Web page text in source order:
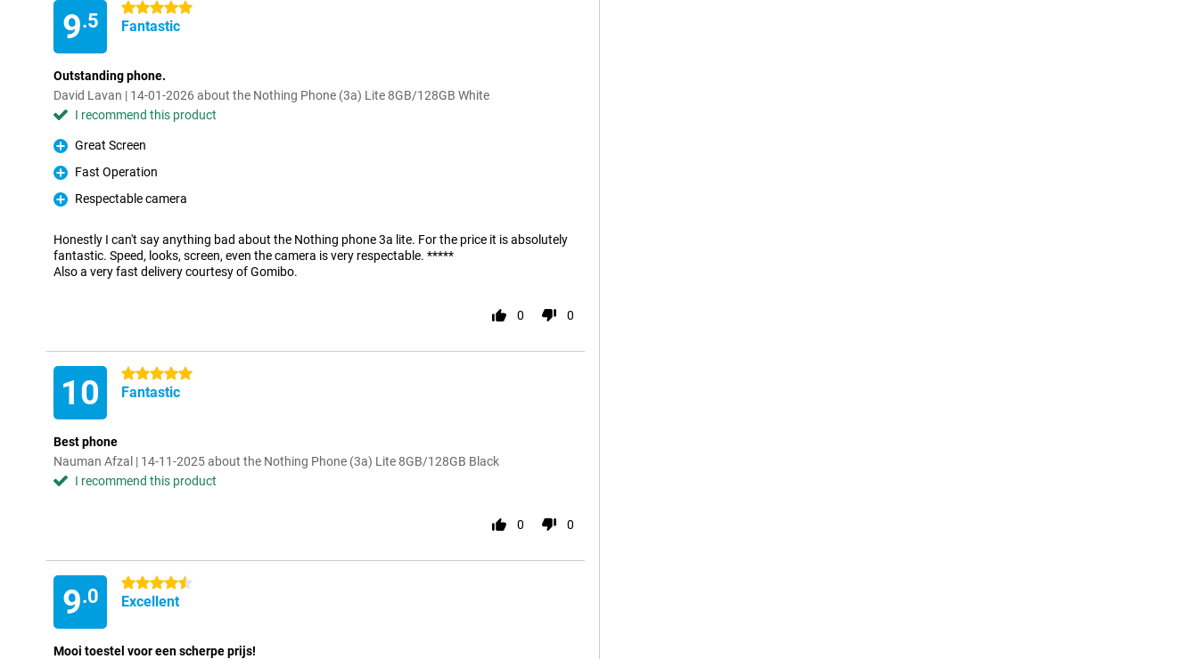
9.5
5 stars
Fantastic
Outstanding phone.
David Lavan | 14-01-2026 about the Nothing Phone (3a) Lite 8GB/128GB White
I recommend this product
Pro
Great Screen
Pro
Fast Operation
Pro
Respectable camera
Honestly I can't say anything bad about the Nothing phone 3a lite. For the price it is absolutely
fantastic. Speed, looks, screen, even the camera is very respectable. *****
Also a very fast delivery courtesy of Gomibo.
0 0
10 5 stars
Fantastic
Best phone
Nauman Afzal | 14-11-2025 about the Nothing Phone (3a) Lite 8GB/128GB Black
I recommend this product
0 0
9.0
4.5 stars
Excellent
Mooi toestel voor een scherpe prijs!